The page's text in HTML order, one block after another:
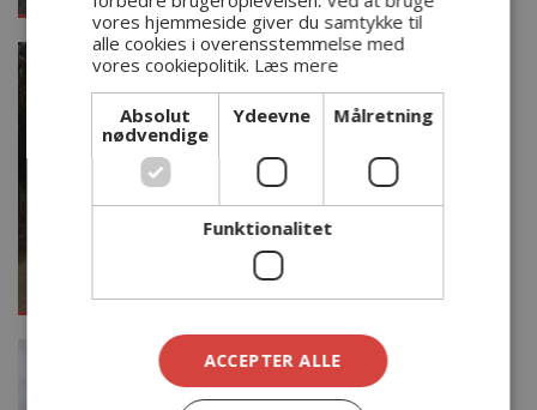
vores hjemmeside giver du samtykke til
alle cookies i overensstemmelse med
vores cookiepolitik. Læs mere
Absolut
nødvendige
Ydeevne Målretning
Funktionalitet
ACCEPTER ALLE